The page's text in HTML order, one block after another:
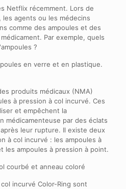
Netflix récemment. Lors de
agents ou les médecins
comme des ampoules et des
Par exemple, quels
?
en verre et en plastique.
produits médicaux (NMA)
à pression à col incurvé. Ces
et empêchent la
médicamenteuse par des éclats
leur rupture. Il existe deux
à col incurvé : les ampoules à
les ampoules à pression à point.
courbé et anneau coloré
incurvé Color-Ring sont